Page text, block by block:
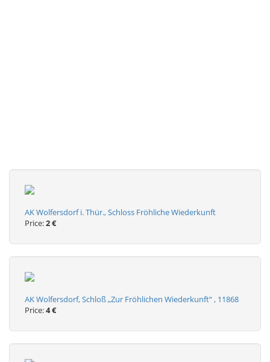
AK Wolfersdorf i. Thür., Schloss Fröhliche Wiederkunft
Price:2 €
AK Wolfersdorf, Schloß „Zur Fröhlichen Wiederkunft“ , 11868
Price:4 €